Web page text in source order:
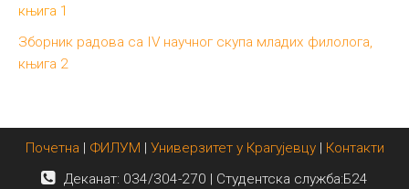
књига 1
Зборник радова са IV научног скупа младих филолога,
књига 2
Почетна ФИЛУМ Универзитет у Крагујевцу| Контакти
Деканат: 034/304-270 | Студентска служба:Б24